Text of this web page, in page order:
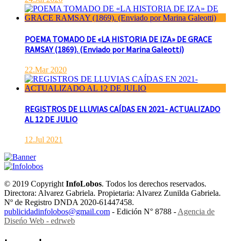
POEMA TOMADO DE «LA HISTORIA DE IZA» DE GRACE
RAMSAY (1869). (Enviado por Marina Galeotti)
22.Mar 2020
REGISTROS DE LLUVIAS CAÍDAS EN 2021- ACTUALIZADO
AL 12 DE JULIO
12.Jul 2021
© 2019 CopyrightInfoLobos. Todos los derechos reservados.
Directora: Alvarez Gabriela. Propietaria: Alvarez Zunilda Gabriela.
Nº de Registro DNDA 2020-61447458.
publicidadinfolobos@gmail.com - Edición N° 8788 -Agencia de
Diseńo Web - edrweb